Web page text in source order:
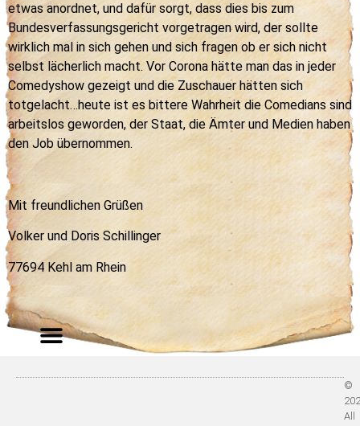
etwas anordnet, und dafür sorgt, dass dies bis zum
Bundesverfassungsgericht vorgetragen wird, der sollte
wirklich mal in sich gehen und sich fragen ob er sich nicht
selbst lächerlich macht. Vor Corona hätte man das in jeder
Comedyshow gezeigt und die Zuschauer hätten sich
totgelacht…heute ist es bittere Wahrheit die Comedians sind
arbeitslos geworden, der Staat, die Ämter und Medien haben
den Job übernommen.
Mit freundlichen Grüßen
Volker und Doris Schillinger
77694 Kehl am Rhein
©
All